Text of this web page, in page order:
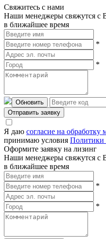
Свяжитесь с нами
Наши менеджеры свяжутся с
в ближайшее время
*
*
Обновить
Отправить заявку
Я даю согласие на
принимаю условия Политики
Оформите заявку на лизинг
Наши менеджеры свяжутся с
в ближайшее время
*
*